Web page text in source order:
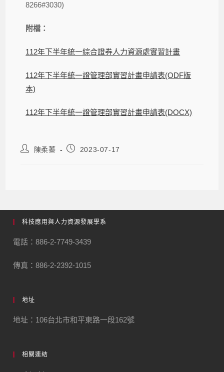
8266#3030)
附檔：
112年下半年統一綜合證券人力資源處實習計畫
112年下半年統一證管理部實習計畫申請表(ODF版
本)
112年下半年統一證管理部實習計畫申請表(DOCX)
陳柔蓁 2023-07-17
科技應用與人力資源發展學系
電話：886-2-7749-3439
傳真：886-2-2392-1015
地址
地址：106台北市和平東路一段162號
相關連結